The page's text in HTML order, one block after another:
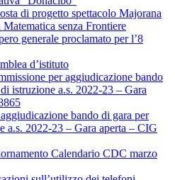
di progetto spettacolo Majorana
senza Frontiere
generale proclamato per l’8
d’istituto
per aggiudicazione bando
istruzione a.s. 2022-23 – Gara
bando di gara per
a.s. 2022-23 – Gara aperta – CIG
Calendario CDC marzo